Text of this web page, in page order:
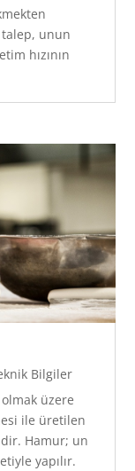
talep, unun
hızının
Bilgiler
üzere
ile üretilen
Hamur; un
yapılır.